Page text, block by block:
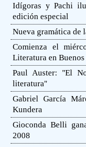
Idígoras y Pachi
edición especial
Nueva gramática de
Comienza el
Literatura en
Paul Auster: ''El
literatura''
Gabriel García
Kundera
Gioconda Belli
2008